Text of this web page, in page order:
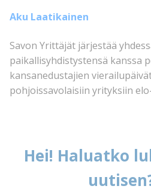
Aku Laatikainen
Savon Yrittäjät järjestää
paikallisyhdistystensä kanssa
kansanedustajien
pohjoissavolaisiin yrityksiin
Hei! Haluatko